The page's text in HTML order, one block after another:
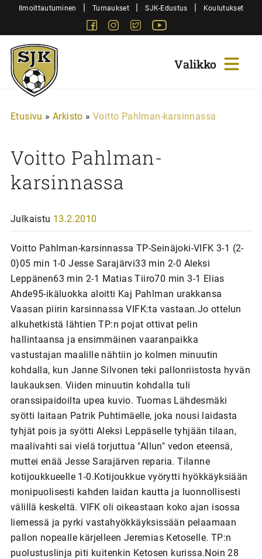
SiirryIlmoittautuminen | Turnaukset | SJK-Edustus | Koulutukset
FacebookInstagram
Twitter
Sjk-
Juniorit
Etusivu » Arkisto » Voitto Pahlman-karsinnassa
Voitto Pahlman-
karsinnassa
Julkaistu 13.2.2010
Voitto Pahlman-karsinnassa TP-Seinäjoki-VIFK 3-1 (2-
0)05 min 1-0 Jesse Sarajärvi33 min 2-0 Aleksi
Leppänen63 min 2-1 Matias Tiiro70 min 3-1 Elias
Ahde95-ikäluokka aloitti Kaj Pahlman urakkansa
Vaasan piirin karsinnassa VIFK:ta vastaan.Jo ottelun
alkuhetkistä lähtien TP:n pojat ottivat pelin
hallintaansa ja ensimmäinen vaaranpaikka
vastustajan maalille nähtiin jo kolmen minuutin
kohdalla, kun Janne Silvonen teki pallonriistosta hyvän
laukauksen. Viiden minuutin kohdalla tuli
oranssipaidoilta upea kuvio. Tuomas Lähdesmäki
syötti laitaan Patrik Puhtimäelle, joka nousi laidasta
tyhjät pois ja syötti Aleksi Leppäselle tyhjään tilaan,
maalivahti sai vielä torjuttua "Allun" vedon eteensä,
muttei enää Jesse Sarajärven reparia. Tilanne
kotijoukkueelle 1-0.Kotijoukkue vyörytti hyökkäyksiään
monipuolisesti kahden laidan kautta ja luonnollisesti
välillä keskeltä. VIFK oli oikeastaan koko ajan isossa
liemessä ja pyrki vastahyökkäyksissään pelaamaan
pallon nopealle kärjelleen Jeremias Ketoselle. TP:n
puolustuslinja piti kuitenkin Ketosen kurissa.Noin 28